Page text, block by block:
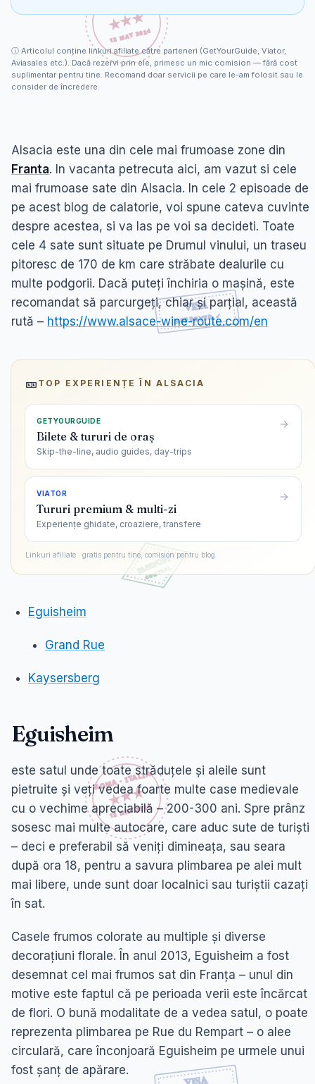
ⓘ Articolul conține linkuri afiliate către parteneri (GetYourGuide, Viator,
Aviasales etc.). Dacă rezervi prin ele, primesc un mic comision — fără cost
suplimentar pentru tine. Recomand doar servicii pe care le-am folosit sau le
consider de încredere.
Alsacia este una din cele mai frumoase zone din
Franta. In vacanta petrecuta aici, am vazut si cele
mai frumoase sate din Alsacia. In cele 2 episoade de
pe acest blog de calatorie, voi spune cateva cuvinte
despre acestea, si va las pe voi sa decideti. Toate
cele 4 sate sunt situate pe Drumul vinului, un traseu
pitoresc de 170 de km care străbate dealurile cu
multe podgorii. Dacă puteți închiria o mașină, este
recomandat să parcurgeți, chiar și parțial, această
rută – https://www.alsace-wine-route.com/en
🎫 TOP EXPERIENȚE ÎN ALSACIA
GETYOURGUIDE
Bilete & tururi de oraș
Skip-the-line, audio guides, day-trips
VIATOR
Tururi premium & multi-zi
Experiențe ghidate, croaziere, transfere
Linkuri afiliate · gratis pentru tine, comision pentru blog
Eguisheim
Grand Rue
Kaysersberg
Eguisheim
este satul unde toate străduțele și aleile sunt
pietruite și veți vedea foarte multe case medievale
cu o vechime apreciabilă – 200-300 ani. Spre prânz
sosesc mai multe autocare, care aduc sute de turiști
– deci e preferabil să veniți dimineața, sau seara
după ora 18, pentru a savura plimbarea pe alei mult
mai libere, unde sunt doar localnici sau turiștii cazați
în sat.
Casele frumos colorate au multiple și diverse
decorațiuni florale. În anul 2013, Eguisheim a fost
desemnat cel mai frumos sat din Franța – unul din
motive este faptul că pe perioada verii este încărcat
de flori. O bună modalitate de a vedea satul, o poate
reprezenta plimbarea pe Rue du Rempart – o alee
circulară, care înconjoară Eguisheim pe urmele unui
fost șanț de apărare.